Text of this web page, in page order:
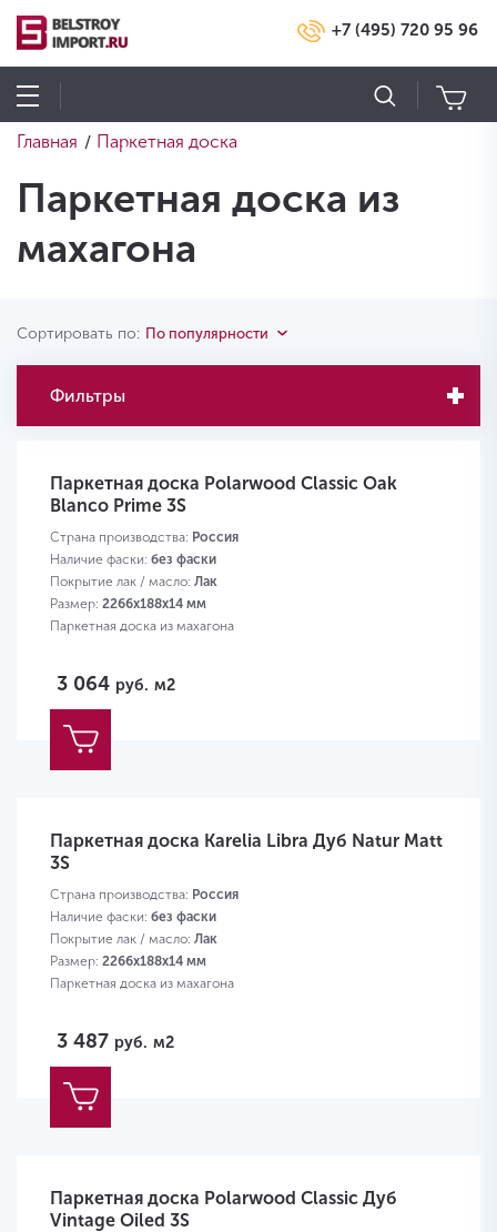
+7 (495) 720 95 96
Главная / Паркетная доска
Паркетная доска из
махагона
Сортировать по: По популярности
Фильтры
Паркетная доска Polarwood Classic Oak
Blanco Prime 3S
Страна производства: Россия
Наличие фаски: без фаски
Покрытие лак / масло: Лак
Размер: 2266х188х14 мм
Паркетная доска из махагона
3 064 руб. м2
Паркетная доска Karelia Libra Дуб Natur Matt
3S
Страна производства: Россия
Наличие фаски: без фаски
Покрытие лак / масло: Лак
Размер: 2266х188х14 мм
Паркетная доска из махагона
3 487 руб. м2
Паркетная доска Polarwood Classic Дуб
Vintage Oiled 3S